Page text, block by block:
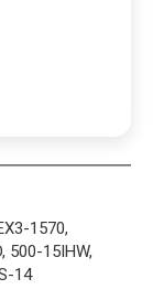
1570,
500-15IHW,
14